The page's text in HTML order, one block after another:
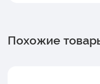
Похожие